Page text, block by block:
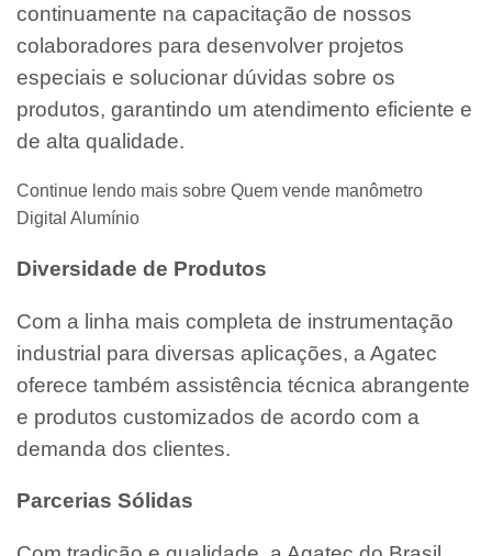
continuamente na capacitação de nossos
colaboradores para desenvolver projetos
especiais e solucionar dúvidas sobre os
produtos, garantindo um atendimento eficiente e
de alta qualidade.
Continue lendo mais sobre Quem vende manômetro
Digital Alumínio
Diversidade de Produtos
Com a linha mais completa de instrumentação
industrial para diversas aplicações, a Agatec
oferece também assistência técnica abrangente
e produtos customizados de acordo com a
demanda dos clientes.
Parcerias Sólidas